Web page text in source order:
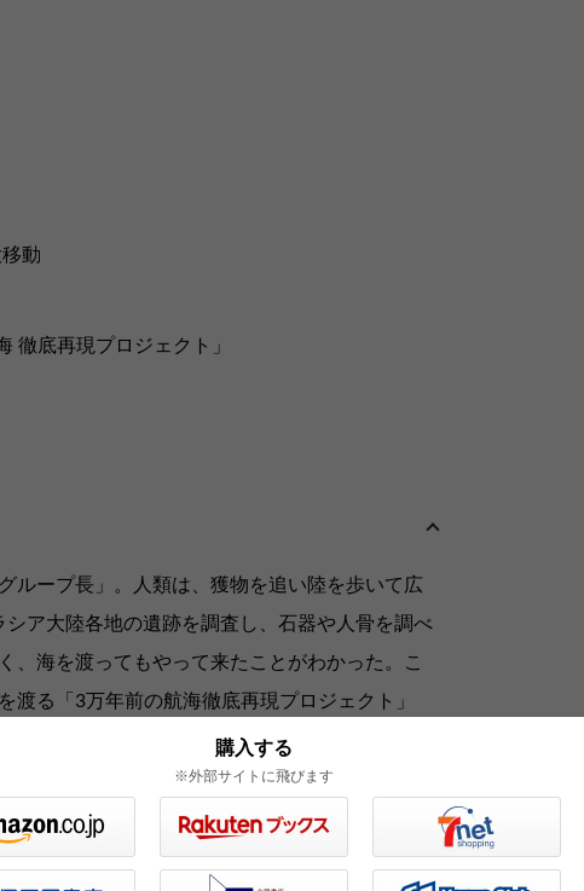
動
徹底再現プロジェクト」
ループ長」。人類は、獲物を追い陸を歩いて広
ア大陸各地の遺跡を調査し、石器や人骨を調べ
、海を渡ってもやって来たことがわかった。こ
渡る「3万年前の航海徹底再現プロジェクト」
る心がワクワクと胸に湧き上がる一冊！
購入する
※外部サイトに飛びます